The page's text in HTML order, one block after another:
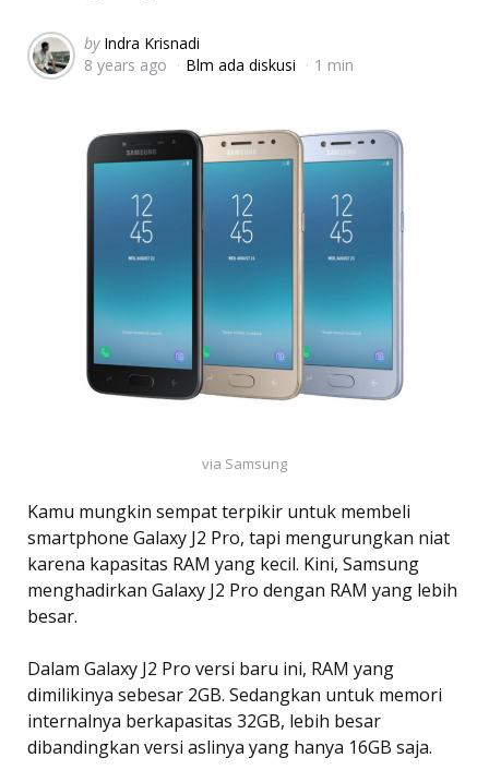
Posted
by
by Indra Krisnadi
8 years ago
Blm ada diskusi 1 min
via Samsung
Kamu mungkin sempat terpikir untuk membeli
smartphone Galaxy J2 Pro, tapi mengurungkan niat
karena kapasitas RAM yang kecil. Kini, Samsung
menghadirkan Galaxy J2 Pro dengan RAM yang lebih
besar.
Dalam Galaxy J2 Pro versi baru ini, RAM yang
dimilikinya sebesar 2GB. Sedangkan untuk memori
internalnya berkapasitas 32GB, lebih besar
dibandingkan versi aslinya yang hanya 16GB saja.